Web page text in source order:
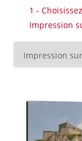
1 -
Impression